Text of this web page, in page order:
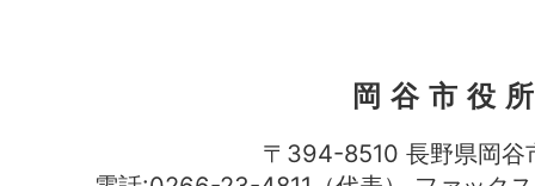
岡谷市役
〒394-8510 長野県岡谷